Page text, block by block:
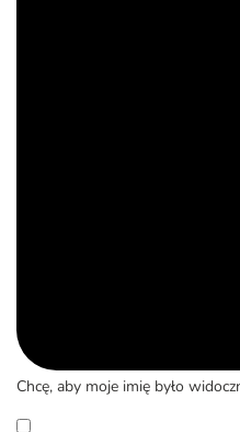
Chcę, aby moje imię było